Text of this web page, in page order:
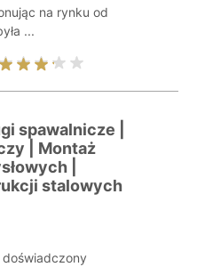
na rynku od
...
spawalnicze |
| Montaż
|
stalowych
doświadczony